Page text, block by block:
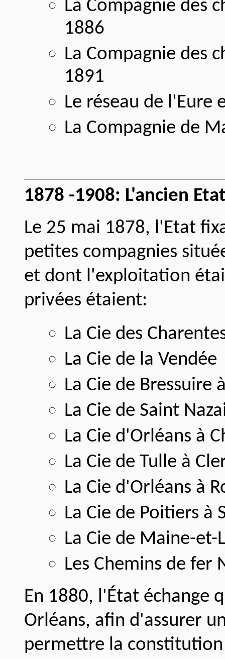
La Compagnie des
1886
La Compagnie des
1891
Le réseau de l'Eure
La Compagnie de
1878 -1908: L'ancien
Le 25 mai 1878, l'Etat
petites compagnies
et dont l'exploitation
privées étaient:
La Cie des
La Cie de la Vendée
La Cie de Bressuire
La Cie de Saint
La Cie d'Orléans à
La Cie de Tulle à
La Cie d'Orléans à
La Cie de Poitiers à
La Cie de Maine-
Les Chemins de fer
En 1880, l'État échange
Orléans, afin d'assurer
permettre la constitution